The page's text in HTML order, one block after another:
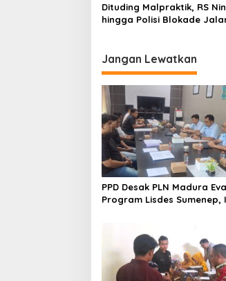
Dituding Malpraktik, RS
hingga Polisi Blokade
Jangan Lewatkan
PPD Desak PLN Madura
Program Lisdes Sumenep,